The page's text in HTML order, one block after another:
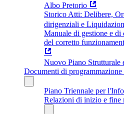
Albo Pretorio
Storico Atti: Delibere,
dirigenziali e
Manuale di gestione e di
del corretto
Nuovo Piano Strutturale
Documenti di programmazione
Piano Triennale per
Relazioni di inizio e fine